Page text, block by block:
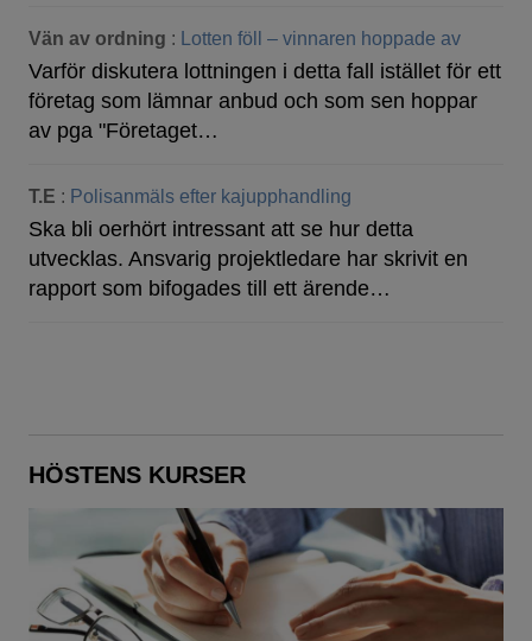
Vän av ordning : Lotten föll – vinnaren hoppade av
Varför diskutera lottningen i detta fall istället för ett
företag som lämnar anbud och som sen hoppar
av pga "Företaget…
T.E : Polisanmäls efter kajupphandling
Ska bli oerhört intressant att se hur detta
utvecklas. Ansvarig projektledare har skrivit en
rapport som bifogades till ett ärende…
HÖSTENS KURSER